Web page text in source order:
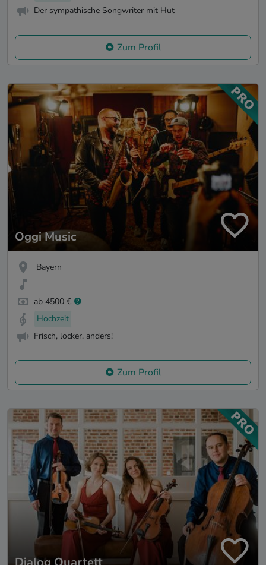
Der sympathische Songwriter mit Hut
Zum Profil
Oggi Music
Bayern
ab 4500 €
Hochzeit
Frisch, locker, anders!
Zum Profil